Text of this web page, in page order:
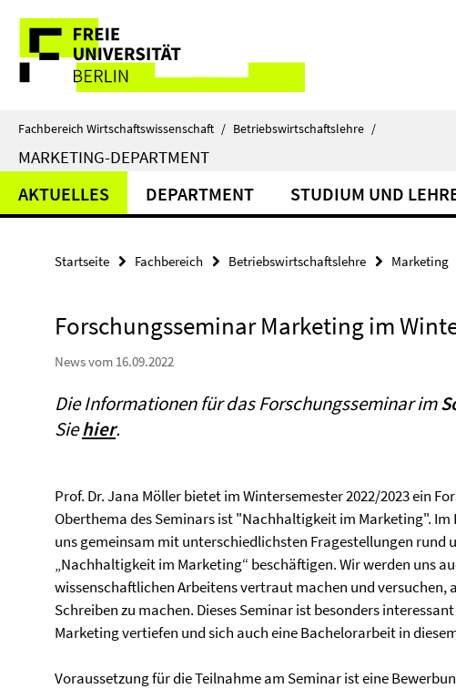
direkt
Inhalt
Service-
Navigation
Fachbereich Wirtschaftswissenschaft / Betriebswirtschaftslehre /
MARKETING-DEPARTMENT
AKTUELLES DEPARTMENT STUDIUM UND
Startseite Fachbereich Betriebswirtschaftslehre Marketing
Forschungsseminar Marketing im
News vom 16.09.2022
Die Informationen für das Forschungsseminar im
Siehier.
Prof. Dr. Jana Möller bietet im Wintersemester 2022/2023 ein
Oberthema des Seminars ist "Nachhaltigkeit im Marketing". Im
uns gemeinsam mit unterschiedlichsten Fragestellungen rund
„Nachhaltigkeit im Marketing“ beschäftigen. Wir werden uns
wissenschaftlichen Arbeitens vertraut machen und versuchen,
Schreiben zu machen. Dieses Seminar ist besonders
Marketing vertiefen und sich auch eine Bachelorarbeit in
Voraussetzung für die Teilnahme am Seminar ist eine